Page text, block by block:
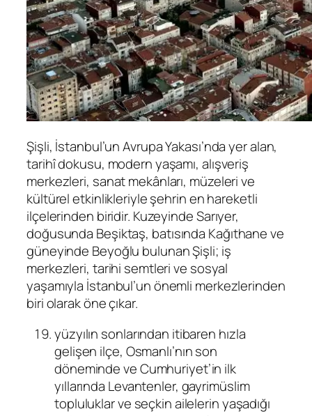
Şişli, İstanbul’un Avrupa Yakası’nda yer alan,
tarihî dokusu, modern yaşamı, alışveriş
merkezleri, sanat mekânları, müzeleri ve
kültürel etkinlikleriyle şehrin en hareketli
ilçelerinden biridir. KuzeyindeSarıyer,
doğusunda Beşiktaş, batısında Kağıthaneve
güneyinde Beyoğlu bulunan Şişli; iş
merkezleri, tarihi semtleri ve sosyal
yaşamıyla İstanbul’un önemli merkezlerinden
biri olarak öne çıkar.
yüzyılın sonlarından itibaren hızla
gelişen ilçe, Osmanlı’nın son
döneminde ve Cumhuriyet’in ilk
yıllarında Levantenler, gayrimüslim
topluluklar ve seçkin ailelerin yaşadığı